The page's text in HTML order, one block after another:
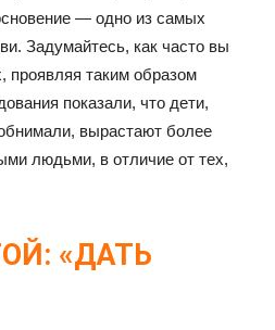
— одно из самых
Задумайтесь, как часто вы
проявляя таким образом
показали, что дети,
вырастают более
людьми, в отличие от тех,
«ДАТЬ